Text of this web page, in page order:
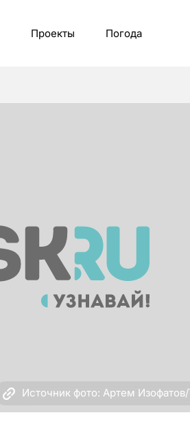
Проекты Погода
Источник фото: Артем